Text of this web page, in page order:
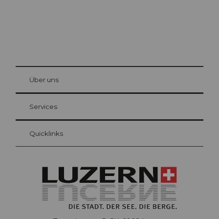
Gästekarte Luzern
Ihre Vorteile als Übernachtungsgast
at Bre
Über uns
Services
Quicklinks